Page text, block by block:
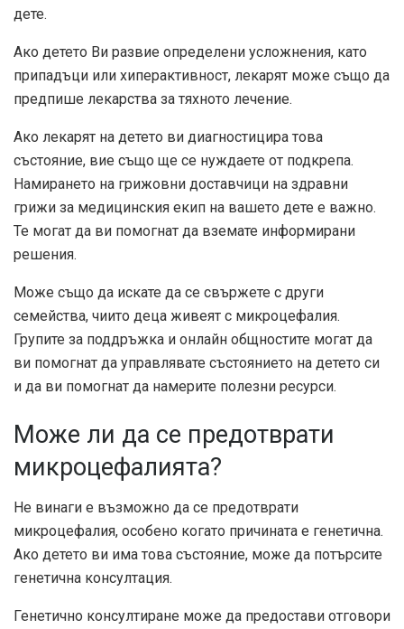
дете.
Ако детето Ви развие определени усложнения, като
припадъци или хиперактивност, лекарят може също да
предпише лекарства за тяхното лечение.
Ако лекарят на детето ви диагностицира това
състояние, вие също ще се нуждаете от подкрепа.
Намирането на грижовни доставчици на здравни
грижи за медицинския екип на вашето дете е важно.
Те могат да ви помогнат да вземате информирани
решения.
Може също да искате да се свържете с други
семейства, чиито деца живеят с микроцефалия.
Групите за поддръжка и онлайн общностите могат да
ви помогнат да управлявате състоянието на детето си
и да ви помогнат да намерите полезни ресурси.
Може ли да се предотврати
микроцефалията?
Не винаги е възможно да се предотврати
микроцефалия, особено когато причината е генетична.
Ако детето ви има това състояние, може да потърсите
генетична консултация.
Генетично консултиране може да предостави отговори